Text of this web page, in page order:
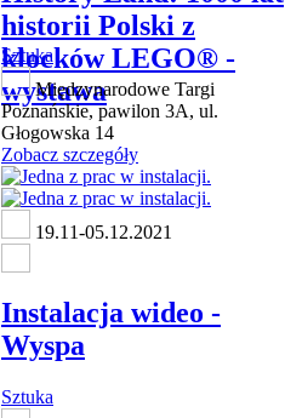
historii Polski z
klocków LEGO® -
wystawa
Sztuka
Międzynarodowe Targi
Poznańskie, pawilon 3A, ul.
Głogowska 14
Zobacz szczegóły
19.11-05.12.2021
Instalacja wideo -
Wyspa
Sztuka